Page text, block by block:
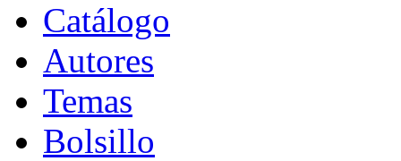
Catálogo
Autores
Temas
Bolsillo